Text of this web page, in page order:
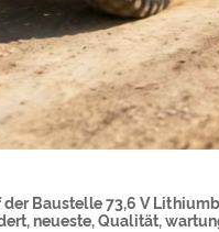
Baustelle 73,6 V
neueste, Qualität,